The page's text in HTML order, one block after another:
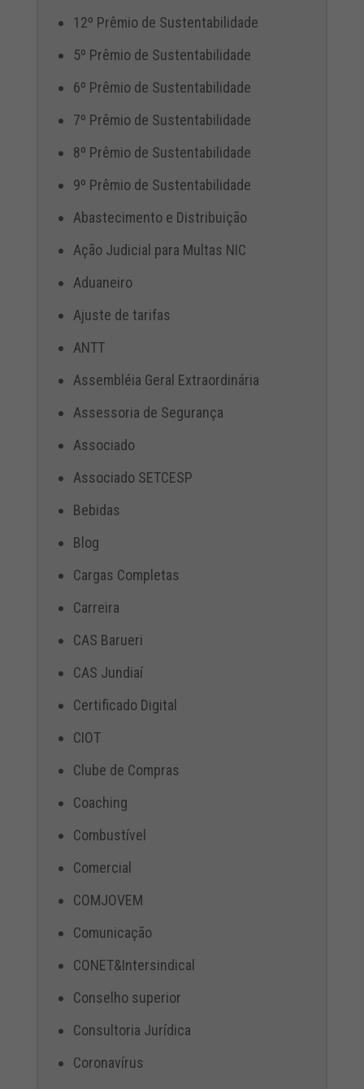
12º Prêmio de Sustentabilidade
5º Prêmio de Sustentabilidade
6º Prêmio de Sustentabilidade
7º Prêmio de Sustentabilidade
8º Prêmio de Sustentabilidade
9º Prêmio de Sustentabilidade
Abastecimento e Distribuição
Ação Judicial para Multas NIC
Aduaneiro
Ajuste de tarifas
ANTT
Assembléia Geral Extraordinária
Assessoria de Segurança
Associado
Associado SETCESP
Bebidas
Blog
Cargas Completas
Carreira
CAS Barueri
CAS Jundiaí
Certificado Digital
CIOT
Clube de Compras
Coaching
Combustível
Comercial
COMJOVEM
Comunicação
CONET&Intersindical
Conselho superior
Consultoria Jurídica
Coronavírus